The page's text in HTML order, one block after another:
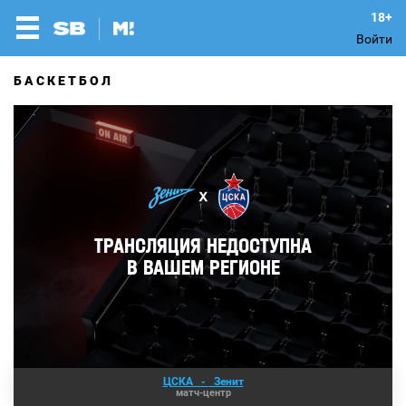
Войти
БАСКЕТБОЛ
ЦСКА - Зенит
матч-центр
Кливленд увеличивает